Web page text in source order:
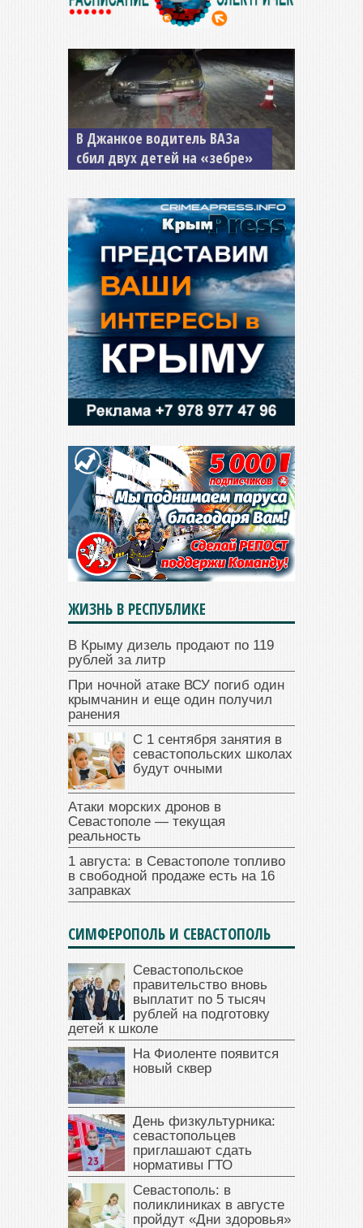
В Джанкое водитель ВАЗа
сбил двух детей на «зебре»
ЖИЗНЬ В РЕСПУБЛИКЕ
В Крыму дизель продают по 119
рублей за литр
При ночной атаке ВСУ погиб один
крымчанин и еще один получил
ранения
С 1 сентября занятия в
севастопольских школах
будут очными
Атаки морских дронов в
Севастополе — текущая
реальность
1 августа: в Севастополе топливо
в свободной продаже есть на 16
заправках
СИМФЕРОПОЛЬ И СЕВАСТОПОЛЬ
Севастопольское
правительство вновь
выплатит по 5 тысяч
рублей на подготовку
детей к школе
На Фиоленте появится
новый сквер
День физкультурника:
севастопольцев
приглашают сдать
нормативы ГТО
Севастополь: в
поликлиниках в августе
пройдут «Дни здоровья»